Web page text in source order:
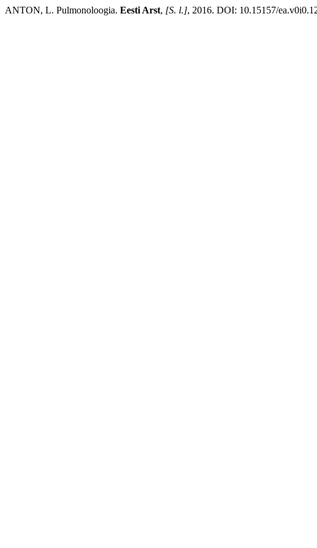
ANTON, L. Pulmonoloogia. Eesti Arst, [S. l.], 2016. DOI: 10.15157/